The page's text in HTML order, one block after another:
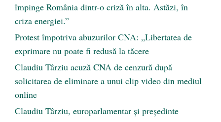
împinge România dintr-o criză în alta. Astăzi, în
criza energiei.”
Protest împotriva abuzurilor CNA: „Libertatea de
exprimare nu poate fi redusă la tăcere
Claudiu Târziu acuză CNA de cenzură după
solicitarea de eliminare a unui clip video din mediul
online
Claudiu Târziu, europarlamentar și președinte